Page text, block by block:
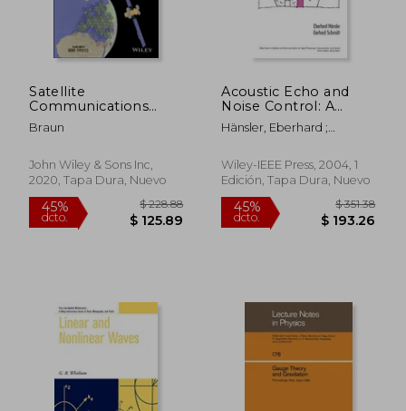
Satellite
Communications
Payload and System,
Second Edition (Wiley
Braun
John Wiley & Sons Inc,
2020, Tapa Dura, Nuevo
Acoustic Echo and
Noise Control: A
Practical Approach
(en Inglés)
Hänsler, Eberhard ;
Wiley-IEEE Press, 2004, 1
Edición, Tapa Dura, Nuevo